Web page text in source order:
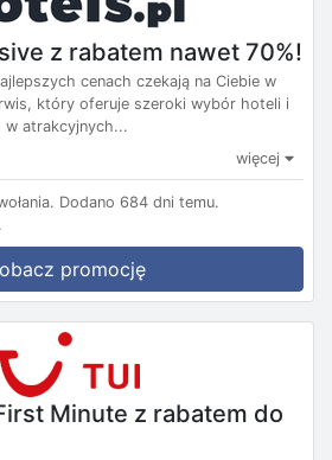
z rabatem nawet 70%!
cenach czekają na Ciebie w
który oferuje szeroki wybór hoteli i
atrakcyjnych...
więcej
Dodano 684 dni temu.
promocję
Minute z rabatem do